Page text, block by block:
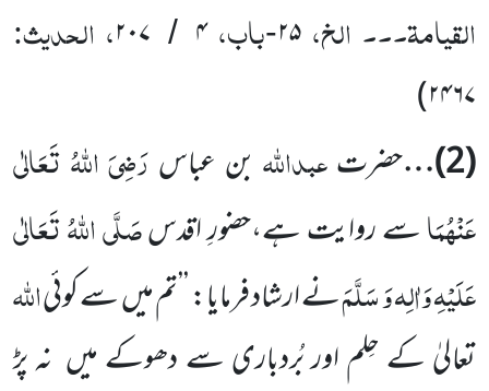
القیامۃ۔۔۔ الخ، ۲۵-باب،۴ / ۲۰۷، الحدیث:
۲۴۶۷)
(
2
)…حضرتعبداللّٰہبن عباسرَضِیَ اللّٰہُ تَعَالٰی
عَنْہُمَاسے روایت ہے،حضورِ اقدسصَلَّی اللّٰہُ تَعَالٰی
عَلَیْہِ وَاٰلِہ وَ سَلَّمَنےارشاد فرمایا: ’’تم میںسے کوئیاللّٰہ
تعالیٰ کے حِلم اور بُردباری سے دھوکے میں نہ پڑ